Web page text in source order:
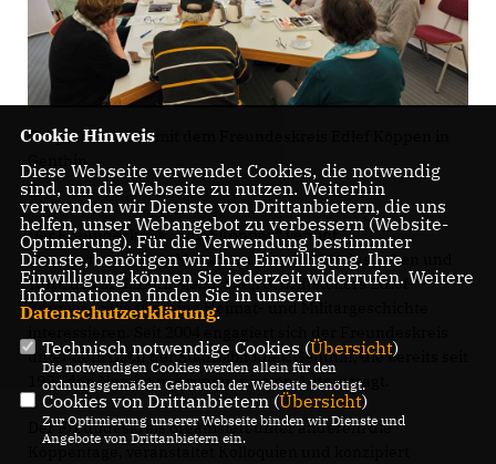
Gesprächsrunde mit dem Freundeskreis Edlef Köppen in
Genthin
Der Freundeskreis „Edlef Köppen“ vereint
literaturbegeisterte Menschen, die sich für das Leben und
Werk des in Genthin geborenen Schriftstellers Edlef
Köppen sowie für seine Heimat- und Militärgeschichte
unter dem Dach der Stadtbibliothek Genthin, die bereits seit
1996 den Namen des renommierten Autors trägt.
Der Freundeskreis organisiert unter anderem die
Köppentage, veranstaltet Kolloquien und konzipiert
Cookie Hinweis
Diese Webseite verwendet Cookies, die notwendig
sind, um die Webseite zu nutzen. Weiterhin
verwenden wir Dienste von Drittanbietern, die uns
helfen, unser Webangebot zu verbessern (Website-
Optmierung). Für die Verwendung bestimmter
Dienste, benötigen wir Ihre Einwilligung. Ihre
Einwilligung können Sie jederzeit widerrufen. Weitere
Informationen finden Sie in unserer
Datenschutzerklärung.
Technisch notwendige Cookies (Übersicht)
Die notwendigen Cookies werden allein für den
ordnungsgemäßen Gebrauch der Webseite benötigt.
Cookies von Drittanbietern (Übersicht)
Zur Optimierung unserer Webseite binden wir Dienste und
Angebote von Drittanbietern ein.